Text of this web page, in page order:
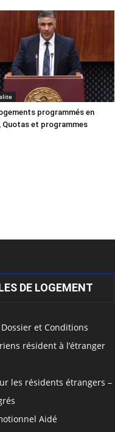
programmés en
Quotas et programmes
DE LOGEMENT
et Conditions
résident à l’étranger
les résidents étrangers –
Aidé